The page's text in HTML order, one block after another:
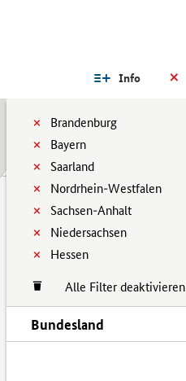
Info
Brandenburg
Bayern
Saarland
Nordrhein-Westfalen
Sachsen-Anhalt
Niedersachsen
Hessen
Alle Filter deaktivieren
Bundesland